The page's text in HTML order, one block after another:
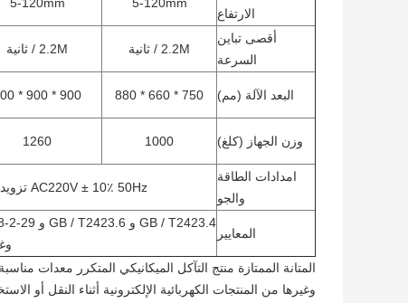
الارتفاع
5-120mm
5-120mm
أقصى تباين
السرعة
2.2M / ثانية 2.2M / ثانية
البعد الآلة (مم) 750 * 660 * 880
900 * 900 * 800
وزن الجهاز (كلغ) 1000
1260
امدادات الطاقة
والجو
AC220V ± 10٪ 50Hz تزويد الهواء: 8kg 23m3 gasholder
المعايير
المتانة الممتازة منتج التآكل الميكانيكي المتكرر معدات
وغيرها من المنتجات الكهربائية الإلكترونية أثناء النقل أو